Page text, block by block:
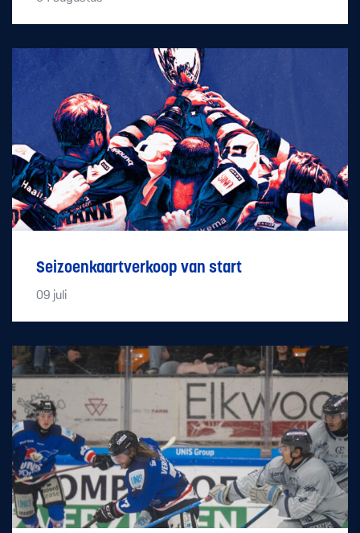
Seizoenkaartverkoop van start
09 juli